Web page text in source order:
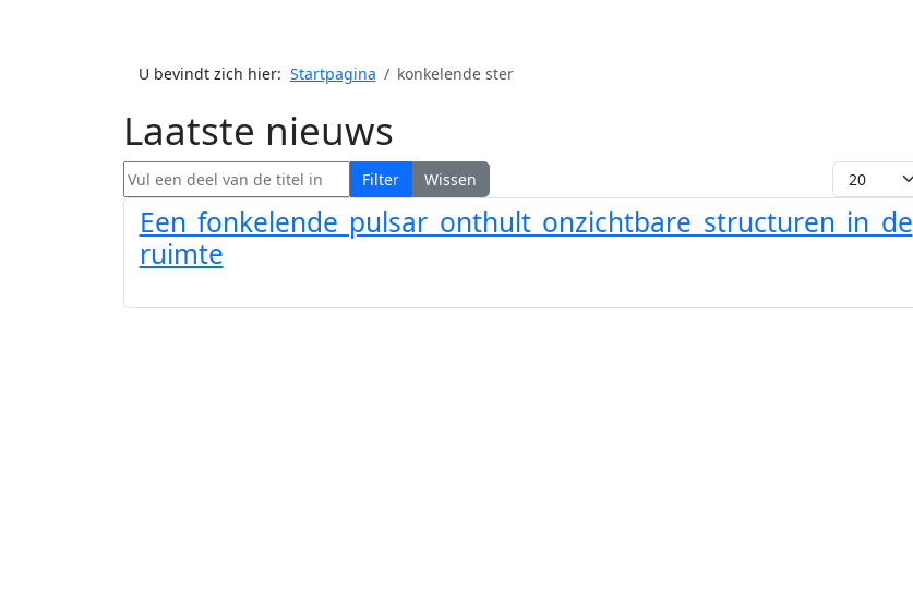
U bevindt zich hier: Startpagina konkelende ster
Laatste nieuws
Vul een deel van de titel in Filter Wissen Toon #
Een fonkelende pulsar onthult onzichtbare structuren in de
ruimte